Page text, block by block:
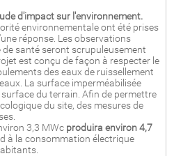
d'impact sur l'environnement.
environnementale ont été prises
réponse. Les observations
santé seront scrupuleusement
est conçu de façon à respecter le
des eaux de ruissellement
La surface imperméabilisée
du terrain. Afin de permettre
du site, des mesures de
3,3 MWc produira environ 4,7
à la consommation électrique